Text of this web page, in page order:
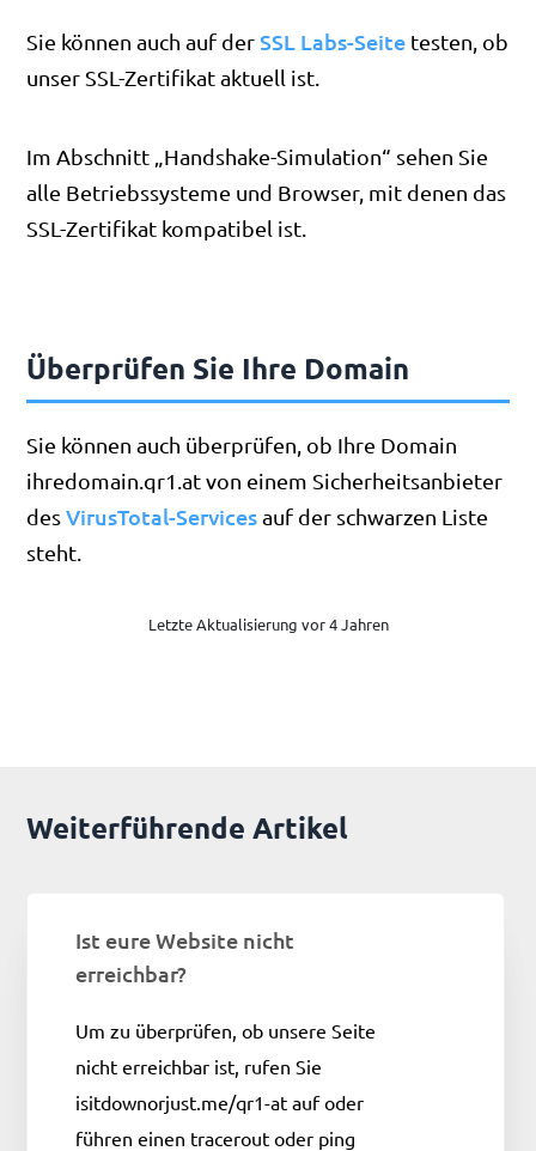
Sie können auch auf derSSL Labs-Seite testen, ob
unser SSL-Zertifikat aktuell ist.
Im Abschnitt „Handshake-Simulation“ sehen Sie
alle Betriebssysteme und Browser, mit denen das
SSL-Zertifikat kompatibel ist.
Überprüfen Sie Ihre Domain
Sie können auch überprüfen, ob Ihre Domain
ihredomain.qr1.at von einem Sicherheitsanbieter
desVirusTotal-Servicesauf der schwarzen Liste
steht.
Letzte Aktualisierung vor 4 Jahren
Weiterführende Artikel
Ist eure Website nicht
erreichbar?
Um zu überprüfen, ob unsere Seite
nicht erreichbar ist, rufen Sie
isitdownorjust.me/qr1-at auf oder
führen einen tracerout oder ping